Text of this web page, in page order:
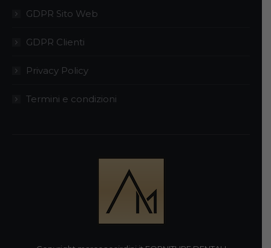
GDPR Sito Web
GDPR Clienti
Privacy Policy
Termini e condizioni